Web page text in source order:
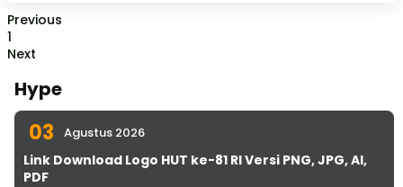
Previous
1
Next
Hype
03 Agustus 2026
Link Download Logo HUT ke-81 RI Versi PNG, JPG, AI,
PDF